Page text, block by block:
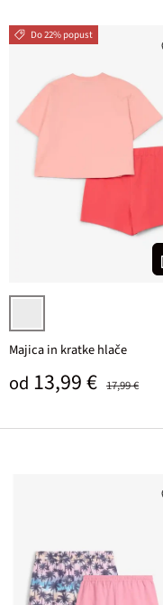
Do 22% popust
rdeče pink + svetlo
Majica in kratke hlače
Prodajna cena
od 13,99 € 17,99 €